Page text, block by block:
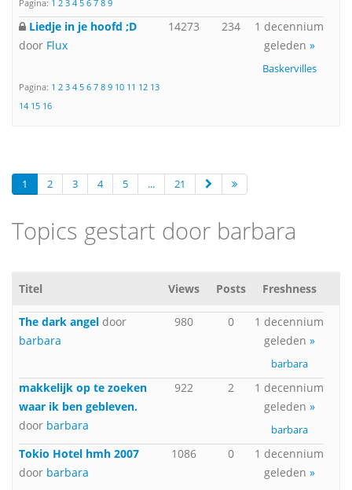
Pagina: 1 2 3 4 5 6 7 8 9
Liedje in je hoofd ;D
door Flux
Pagina: 1 2 3 4 5 6 7 8 9 10 11 12 13
14 15 16
14273 234
1 decennium
geleden »
Baskervilles
1 2 3 4 5 ... 21
Topics gestart door barbara
Titel Views Posts Freshness
The dark angel door
barbara
980 0
1 decennium
geleden »
barbara
makkelijk op te zoeken
waar ik ben gebleven.
door barbara
922 2
1 decennium
geleden »
barbara
Tokio Hotel hmh 2007
door barbara
1086 0
1 decennium
geleden »